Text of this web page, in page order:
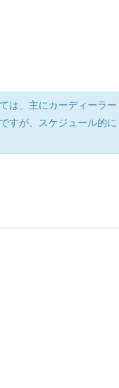
は、主にカーディーラー
すが、スケジュール的に